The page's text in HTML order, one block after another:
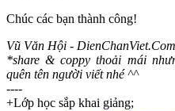
Chúc các bạn thành công!
Vũ Văn Hội - DienChanViet.Com
*share & coppy thoải mái
quên tên người viết nhé ^^
----
+Lớp học sắp khai giảng;